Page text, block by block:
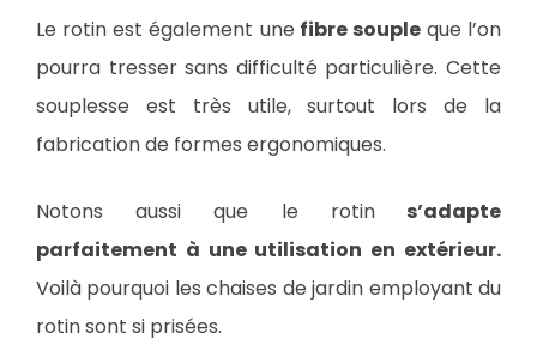
Le rotin est également une fibre soupleque l’on
pourra tresser sans difficulté particulière. Cette
souplesse est très utile, surtout lors de la
fabrication de formes ergonomiques.
Notons aussi que le rotins’adapte
parfaitement à une utilisation en extérieur.
Voilà pourquoi les chaises de jardin employant du
rotin sont si prisées.